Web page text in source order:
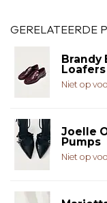
GERELATEERDE
Brandy
Loafers
Niet op
Joelle
Pumps
Niet op